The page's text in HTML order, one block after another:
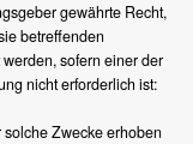
gewährte Recht,
betreffenden
sofern einer der
nicht erforderlich ist:
Zwecke erhoben